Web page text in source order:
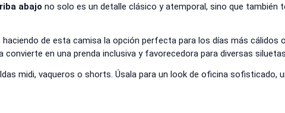
abajo no solo es un detalle clásico y atemporal, sino que también
de esta camisa la opción perfecta para los días más cálidos
en una prenda inclusiva y favorecedora para diversas
midi, vaqueros o shorts. Úsala para un look de oficina sofisticado,